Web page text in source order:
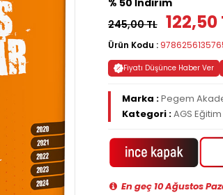
% 50 İndirim
245,00 TL
122,50
Ürün Kodu :
Fiyatı Düşünce Haber Ver
Marka :Pegem
Kategori :AGS Eğitim
En geç 10 Ağustos